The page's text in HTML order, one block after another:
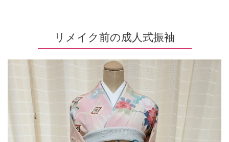
リメイク前の成人式振袖